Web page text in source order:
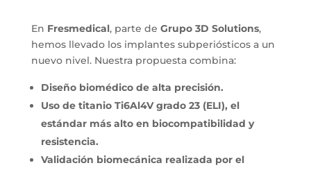
En Fresmedical, parte de Grupo 3D Solutions,
hemos llevado los implantes subperiósticos a un
nuevo nivel. Nuestra propuesta combina:
Diseño biomédico de alta precisión.
Uso de titanio Ti6Al4V grado 23 (ELI), el
estándar más alto en biocompatibilidad y
resistencia.
Validación biomecánica realizada por el